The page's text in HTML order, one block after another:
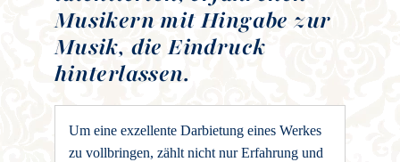
Musikern mit Hingabe zur
Musik, die Eindruck
hinterlassen.
Um eine exzellente Darbietung eines Werkes
zu vollbringen, zählt nicht nur Erfahrung und